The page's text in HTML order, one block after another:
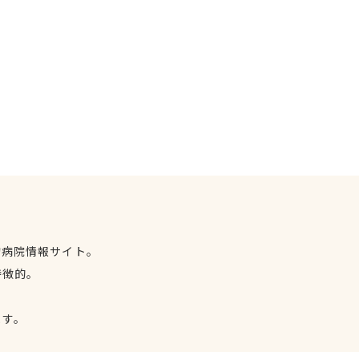
院情報サイト。
的。
。